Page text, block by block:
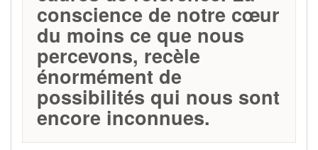
conscience de notre cœur
du moins ce que nous
percevons, recèle
énormément de
possibilités qui nous sont
encore inconnues.